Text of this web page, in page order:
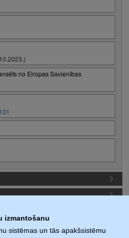
izmantošanu
sistēmas un tās apakšsistēmu
no Eiropas Savienības